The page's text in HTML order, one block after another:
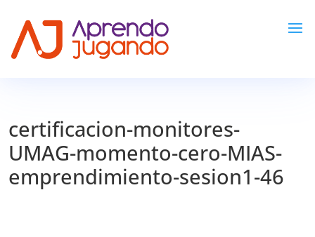
certificacion-monitores-
UMAG-momento-cero-MIAS-
emprendimiento-sesion1-46